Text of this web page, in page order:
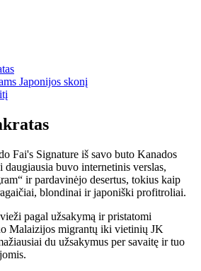
Japonijos skonį
Fai's Signature iš savo buto Kanados
buvo internetinis verslas,
ir pardavinėjo desertus, tokius kaip
blondinai ir japoniški profitroliai.
pagal užsakymą ir pristatomi
Malaizijos migrantų iki vietinių JK
du užsakymus per savaitę ir tuo